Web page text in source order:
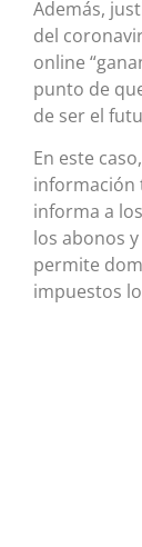
Además,
del
online
punto de
de ser el
En este
información
informa a
los abonos
permite
impuestos